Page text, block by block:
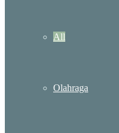
All
Olahraga